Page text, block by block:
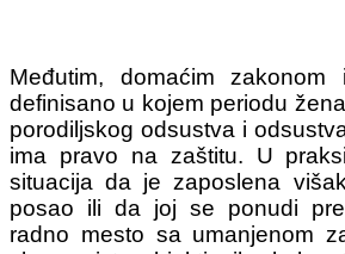
Međutim, domaćim zakonom
definisano u kojem periodu
porodiljskog odsustva i
ima pravo na zaštitu. U
situacija da je zaposlena
posao ili da joj se ponudi
radno mesto sa umanjenom